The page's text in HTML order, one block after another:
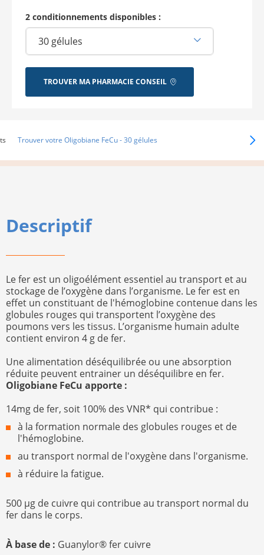
2 conditionnements disponibles :
TROUVER MA PHARMACIE CONSEIL
Trouver votre Oligobiane FeCu - 30 gélules
Descriptif
Le fer est un oligoélément essentiel au transport et au
stockage de l’oxygène dans l’organisme. Le fer est en
effet un constituant de l'hémoglobine contenue dans les
globules rouges qui transportent l’oxygène des
poumons vers les tissus. L’organisme humain adulte
contient environ 4 g de fer.
Une alimentation déséquilibrée ou une absorption
réduite peuvent entrainer un déséquilibre en fer.
Oligobiane FeCu apporte :
14mg de fer, soit 100% des VNR* qui contribue :
à la formation normale des globules rouges et de
l'hémoglobine.
au transport normal de l'oxygène dans l'organisme.
à réduire la fatigue.
500 µg de cuivre qui contribue au transport normal du
fer dans le corps.
À base de : Guanylor® fer cuivre